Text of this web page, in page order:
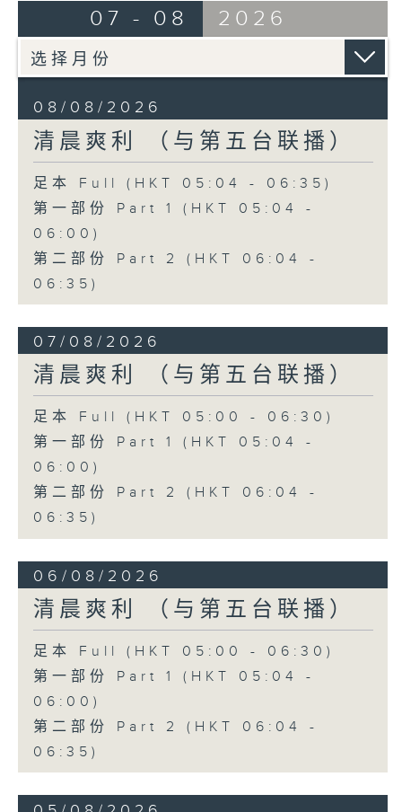
07 - 08 2026
08/08/2026
清晨爽利 （与第五台联播）
足本 Full (HKT 05:04 - 06:35)
第一部份 Part 1 (HKT 05:04 -
06:00)
第二部份 Part 2 (HKT 06:04 -
06:35)
07/08/2026
清晨爽利 （与第五台联播）
足本 Full (HKT 05:00 - 06:30)
第一部份 Part 1 (HKT 05:04 -
06:00)
第二部份 Part 2 (HKT 06:04 -
06:35)
06/08/2026
清晨爽利 （与第五台联播）
足本 Full (HKT 05:00 - 06:30)
第一部份 Part 1 (HKT 05:04 -
06:00)
第二部份 Part 2 (HKT 06:04 -
06:35)